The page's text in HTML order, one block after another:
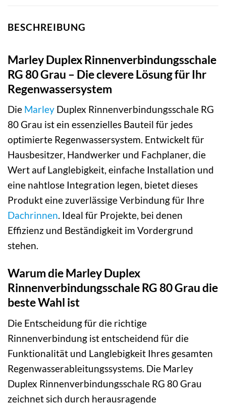
BESCHREIBUNG
Marley Duplex Rinnenverbindungsschale
RG 80 Grau – Die clevere Lösung für Ihr
Regenwassersystem
Die Marley Duplex Rinnenverbindungsschale RG
80 Grau ist ein essenzielles Bauteil für jedes
optimierte Regenwassersystem. Entwickelt für
Hausbesitzer, Handwerker und Fachplaner, die
Wert auf Langlebigkeit, einfache Installation und
eine nahtlose Integration legen, bietet dieses
Produkt eine zuverlässige Verbindung für Ihre
Dachrinnen. Ideal für Projekte, bei denen
Effizienz und Beständigkeit im Vordergrund
stehen.
Warum die Marley Duplex
Rinnenverbindungsschale RG 80 Grau die
beste Wahl ist
Die Entscheidung für die richtige
Rinnenverbindung ist entscheidend für die
Funktionalität und Langlebigkeit Ihres gesamten
Regenwasserableitungssystems. Die Marley
Duplex Rinnenverbindungsschale RG 80 Grau
zeichnet sich durch herausragende